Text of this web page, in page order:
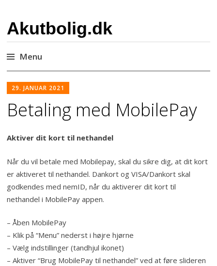
Akutbolig.dk
Menu
to
content
29. JANUAR 2021
Betaling med MobilePay
Aktiver dit kort til nethandel
Når du vil betale med Mobilepay, skal du sikre dig, at dit kort
er aktiveret til nethandel. Dankort og VISA/Dankort skal
godkendes med nemID, når du aktiverer dit kort til
nethandel i MobilePay appen.
– Åben MobilePay
– Klik på “Menu” nederst i højre hjørne
– Vælg indstillinger (tandhjul ikonet)
– Aktiver “Brug MobilePay til nethandel” ved at føre slideren